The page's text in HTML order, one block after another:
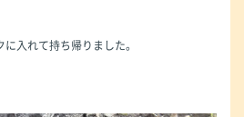
入れて持ち帰りました。